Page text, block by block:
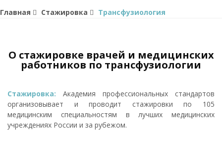
Главная Стажировка Трансфузиология
О стажировке врачей и медицинских
работников по трансфузиологии
Стажировка: Академия профессиональных стандартов
организовывает и проводит стажировки по 105
медицинским специальностям в лучших медицинских
учреждениях России и за рубежом.